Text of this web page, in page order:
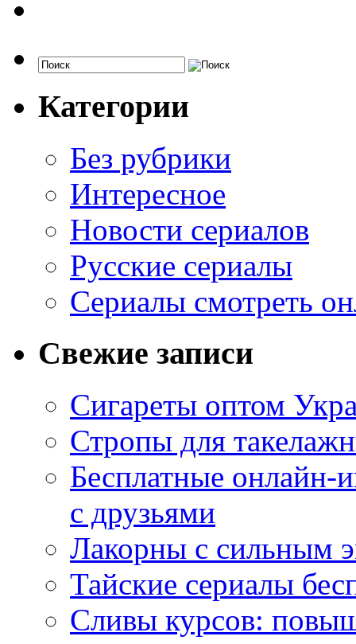
Категории
Без рубрики
Интересное
Новости сериалов
Русские сериалы
Сериалы смотреть
Свежие записи
Сигареты оптом
Стропы для
Бесплатные
с друзьями
Лакорны с сильным
Тайские сериалы
Сливы курсов: